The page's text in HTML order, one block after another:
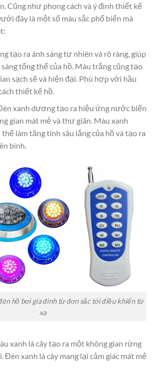
Cũng như phong cách và ý định thiết kế
đây là một số màu sắc phổ biến mà
tạo ra ánh sáng tự nhiên và rõ ràng, giúp
tổng thể của hồ. Màu trắng cũng tạo
sạch sẽ và hiện đại. Phù hợp với hầu
thiết kế hồ.
xanh dương tạo ra hiệu ứng nước biển
gian mát mẻ và thư giãn. Màu xanh
làm tăng tính sâu lắng của hồ và tạo ra
bình.
hồ bơi gia đình từ đơn sắc tới điều khiển từ
xa
xanh lá cây tạo ra một không gian rừng
Đèn xanh lá cây mang lại cảm giác mát mẻ